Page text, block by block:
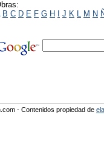
B C D E F G H I J K L M N
- Contenidos propiedad de